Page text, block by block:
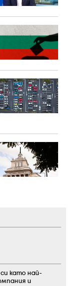
като най-
и